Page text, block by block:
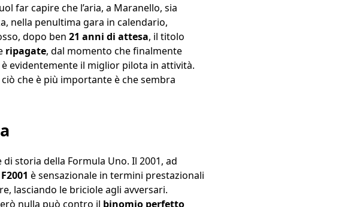
far capire che l’aria, a Maranello, sia
nella penultima gara in calendario,
dopo ben 21 anni di attesa, il titolo
ripagate, dal momento che finalmente
evidentemente il miglior pilota in attività.
che è più importante è che sembra
storia della Formula Uno. Il 2001, ad
F2001 è sensazionale in termini prestazionali
lasciando le briciole agli avversari.
nulla può contro il binomio perfetto